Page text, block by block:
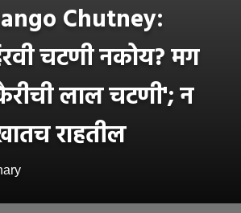
Chutney:
चटणी नकोय? मग
लाल चटणी'; न
राहतील